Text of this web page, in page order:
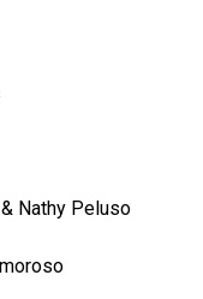
Nathy Peluso